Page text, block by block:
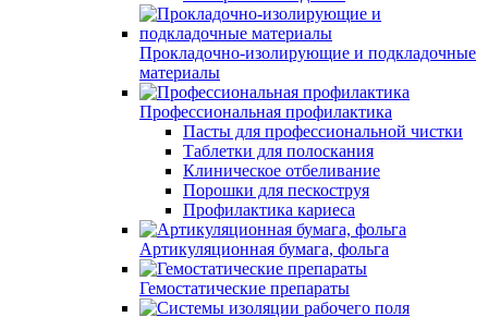
Прокладочно-изолирующие и подкладочные
материалы
Профессиональная профилактика
Пасты для профессиональной чистки
Таблетки для полоскания
Клиническое отбеливание
Порошки для пескоструя
Профилактика кариеса
Артикуляционная бумага, фольга
Гемостатические препараты